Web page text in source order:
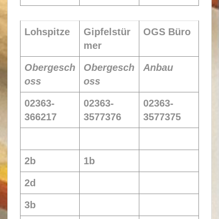
Lohspitze
Gipfelstür
mer
OGS Büro
Obergesch
oss
Obergesch
oss
Anbau
02363-
366217
02363-
3577376
02363-
3577375
2b 1b
2d
3b